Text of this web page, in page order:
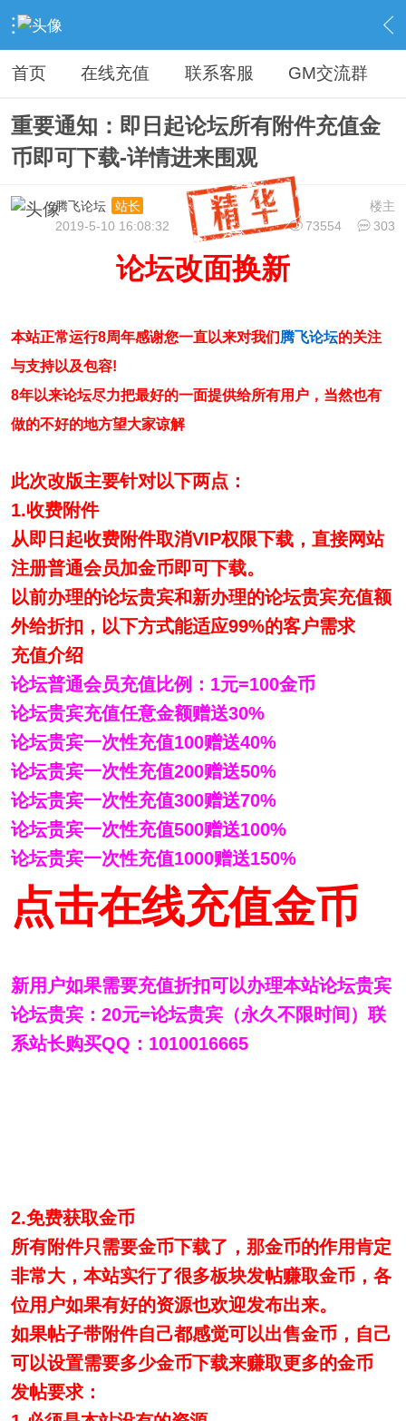
› 腾飞传奇论坛◆管理投诉综合区◆ › 版本求助报错提交 ›
首页 在线充值 联系客服 GM交流群
重要通知：即日起论坛所有附件充值金
币即可下载-详情进来围观
楼主
腾飞论坛
站长
73554
303
2019-5-10 16:08:32
论坛改面换新
本站正常运行8周年感谢您一直以来对我们腾飞论坛的关注
与支持以及包容!
8年以来论坛尽力把最好的一面提供给所有用户，当然也有
做的不好的地方望大家谅解
此次改版主要针对以下两点：
1.收费附件
从即日起收费附件取消VIP权限下载，直接网站
注册普通会员加金币即可下载。
以前办理的论坛贵宾和新办理的论坛贵宾充值额
外给折扣，以下方式能适应99%的客户需求
充值介绍
论坛普通会员充值比例：1元=100金币
论坛贵宾充值任意金额赠送30%
论坛贵宾一次性充值100赠送40%
论坛贵宾一次性充值200赠送50%
论坛贵宾一次性充值300赠送70%
论坛贵宾一次性充值500赠送100%
论坛贵宾一次性充值1000赠送150%
点击在线充值金币
新用户如果需要充值折扣可以办理本站论坛贵宾
论坛贵宾：20元=论坛贵宾（永久不限时间）联
系站长购买QQ：1010016665
2.免费获取金币
所有附件只需要金币下载了，那金币的作用肯定
非常大，本站实行了很多板块发帖赚取金币，各
位用户如果有好的资源也欢迎发布出来。
如果帖子带附件自己都感觉可以出售金币，自己
可以设置需要多少金币下载来赚取更多的金币
发帖要求：